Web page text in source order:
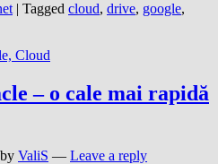
| Tagged cloud, drive, google,
– o cale mai rapidă
by ValiS — Leave a reply